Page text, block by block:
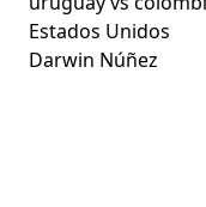
Estados Unidos
Darwin Núñez